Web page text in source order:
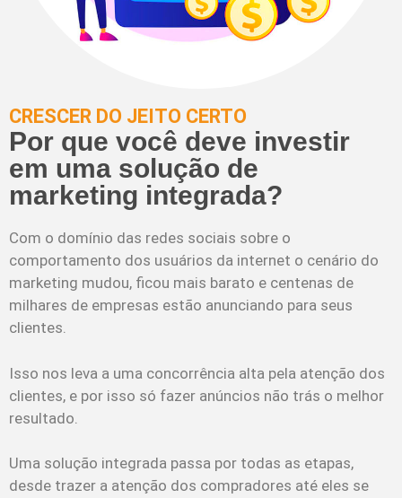
CRESCER DO JEITO CERTO
Por que você deve investir
em uma solução de
marketing integrada?
Com o domínio das redes sociais sobre o
comportamento dos usuários da internet o cenário do
marketing mudou, ficou mais barato e centenas de
milhares de empresas estão anunciando para seus
clientes.
Isso nos leva a uma concorrência alta pela atenção dos
clientes, e por isso só fazer anúncios não trás o melhor
resultado.
Uma solução integrada passa por todas as etapas,
desde trazer a atenção dos compradores até eles se